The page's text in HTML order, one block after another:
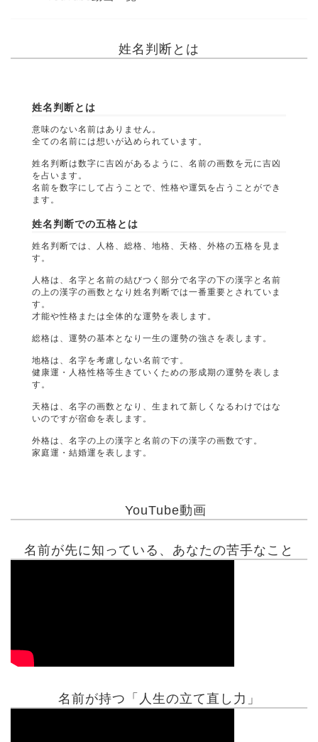
姓名判断とは
姓名判断とは
意味のない名前はありません。
全ての名前には想いが込められています。
姓名判断は数字に吉凶があるように、名前の画数を元に吉凶
を占います。
名前を数字にして占うことで、性格や運気を占うことができ
ます。
姓名判断での五格とは
姓名判断では、人格、総格、地格、天格、外格の五格を見ま
す。
人格は、名字と名前の結びつく部分で名字の下の漢字と名前
の上の漢字の画数となり姓名判断では一番重要とされていま
す。
才能や性格または全体的な運勢を表します。
総格は、運勢の基本となり一生の運勢の強さを表します。
地格は、名字を考慮しない名前です。
健康運・人格性格等生きていくための形成期の運勢を表しま
す。
天格は、名字の画数となり、生まれて新しくなるわけではな
いのですが宿命を表します。
外格は、名字の上の漢字と名前の下の漢字の画数です。
家庭運・結婚運を表します。
YouTube動画
名前が先に知っている、あなたの苦手なこと
名前が持つ「人生の立て直し力」